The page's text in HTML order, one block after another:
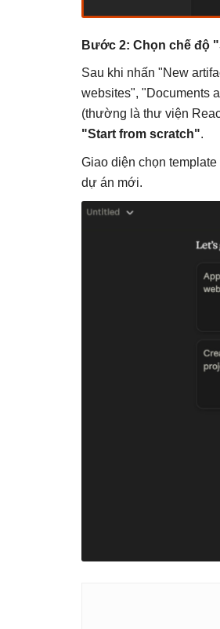
Bước 2: Chọn chế độ
Sau khi nhấn "New
websites", "Documents
(thường là thư viện
"Start from scratch".
Giao diện chọn
dự án mới.